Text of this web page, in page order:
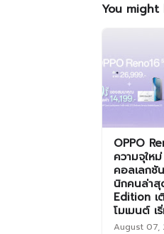
You might
OPPO
ความจุให
คอลเลกชั
นิกคนล่า
Edition เ
โมเมนต์
August 07,